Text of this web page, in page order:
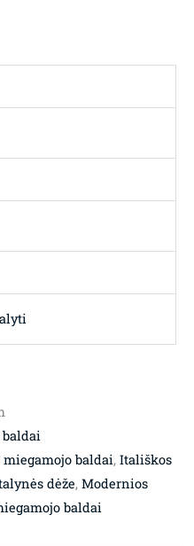
baldai, Itališkos
dėže, Modernios
baldai